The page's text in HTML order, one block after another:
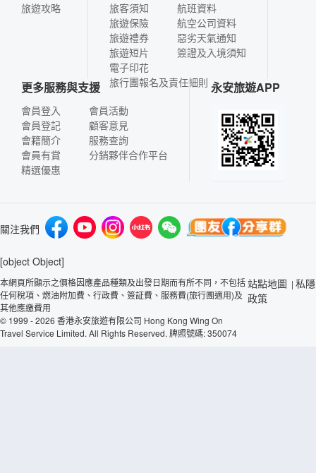
旅遊攻略
旅客須知
旅遊保險
旅遊禮券
旅遊短片
電子印花
航班資料
航空公司資料
惡劣天氣通知
簽證及入境須知
旅行團報名及責任細則
更多服務與支援
會員登入
會員登記
會籍簡介
會員有賞
精選優惠
會員活動
顧客意見
服務查詢
分銷夥伴合作平台
永安旅遊APP
關注我們
[object Object]
本網頁所顯示之價格因應產品種類及出發日期而有所不同，不包括
任何稅項、燃油附加費、行政費、簽証費、服務費(旅行團適用)及
其他應繳費用
© 1999 - 2026 香港永安旅遊有限公司 Hong Kong Wing On
Travel Service Limited. All Rights Reserved. 牌照號碼: 350074
站點地圖 | 私隱
政策